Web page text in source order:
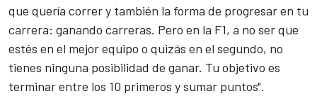
que quería correr y también la forma de progresar en tu
carrera: ganando carreras. Pero en la F1, a no ser que
estés en el mejor equipo o quizás en el segundo, no
tienes ninguna posibilidad de ganar. Tu objetivo es
terminar entre los 10 primeros y sumar puntos".